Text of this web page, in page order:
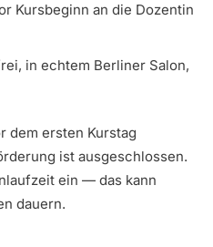
Kursbeginn an die Dozentin
in echtem Berliner Salon,
dem ersten Kurstag
ist ausgeschlossen.
ein — das kann
dauern.